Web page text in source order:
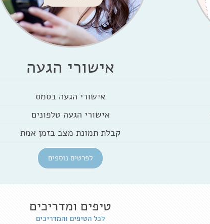
אישורי הגעה
אישורי הגעה בסמס
אישורי הגעה טלפונים
קבלת תמונת מצב בזמן אמת
לפרטים נוספים
טיפים ומדריכים
לכל הטיפים והמדריכים